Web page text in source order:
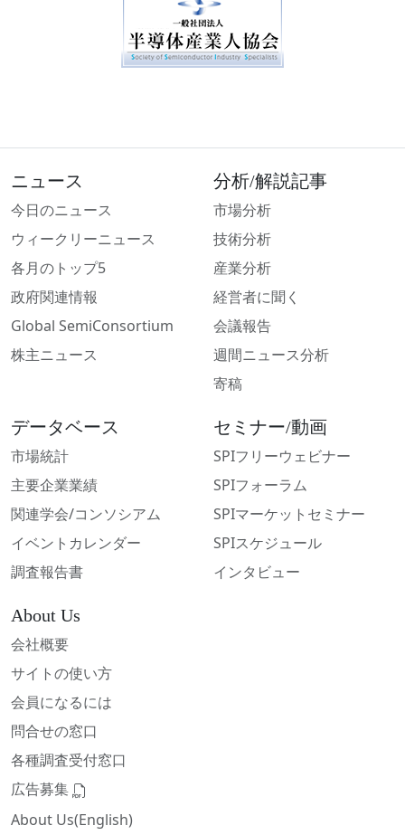
ニュース
今日のニュース
ウィークリーニュース
各月のトップ5
政府関連情報
Global SemiConsortium
株主ニュース
分析/解説記事
市場分析
技術分析
産業分析
経営者に聞く
会議報告
週間ニュース分析
寄稿
データベース
市場統計
主要企業業績
関連学会/コンソシアム
イベントカレンダー
調査報告書
セミナー/動画
SPIフリーウェビナー
SPIフォーラム
SPIマーケットセミナー
SPIスケジュール
インタビュー
About Us
会社概要
サイトの使い方
会員になるには
問合せの窓口
各種調査受付窓口
広告募集
About Us(English)